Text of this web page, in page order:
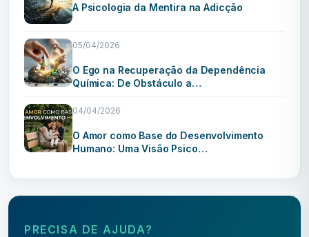
A Psicologia da Mentira na Adicção
05/04/2026
O Ego na Recuperação da Dependência
Química: De Obstáculo a…
04/04/2026
O Amor como Base do Desenvolvimento
Humano: Uma Visão Psico…
PRECISA DE AJUDA?